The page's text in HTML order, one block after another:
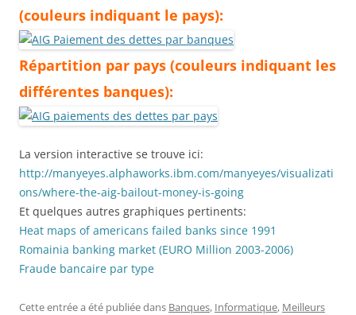
(couleurs indiquant le pays):
Répartition par pays (couleurs indiquant les
différentes banques):
La version interactive se trouve ici:
http://manyeyes.alphaworks.ibm.com/manyeyes/visualizati
ons/where-the-aig-bailout-money-is-going
Et quelques autres graphiques pertinents:
Heat maps of americans failed banks since 1991
Romainia banking market (EURO Million 2003-2006)
Fraude bancaire par type
Cette entrée a été publiée dans Banques, Informatique, Meilleurs